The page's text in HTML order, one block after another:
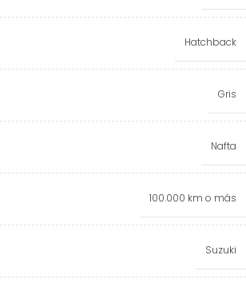
Hatchback
Gris
Nafta
100.000 km o más
Suzuki